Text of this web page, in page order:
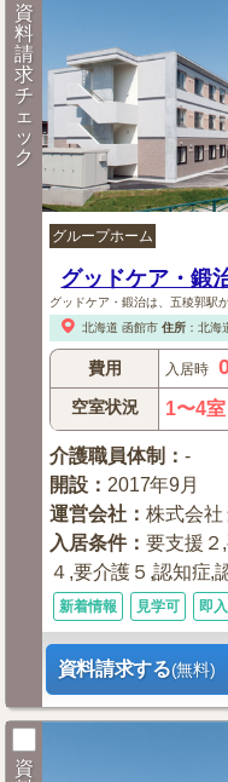
資
料
請
求
チ
ェ
ッ
ク
グループホーム
グッドケア・鍛
グッドケア・鍛治は、五稜郭駅
北海道 函館市 住所： 北海
費用 入居時
空室状況 1〜4室
介護職員体制 ：-
開設 ： 2017年9月
運営会社 ：株式会社
入居条件：要支援２
４,要介護５,認知症,
新着情報 見学可 即
資料請求する(無料)
資